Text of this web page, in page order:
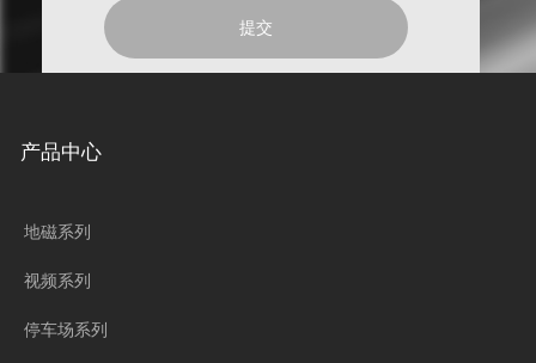
提交
产品中心
地磁系列
视频系列
停车场系列